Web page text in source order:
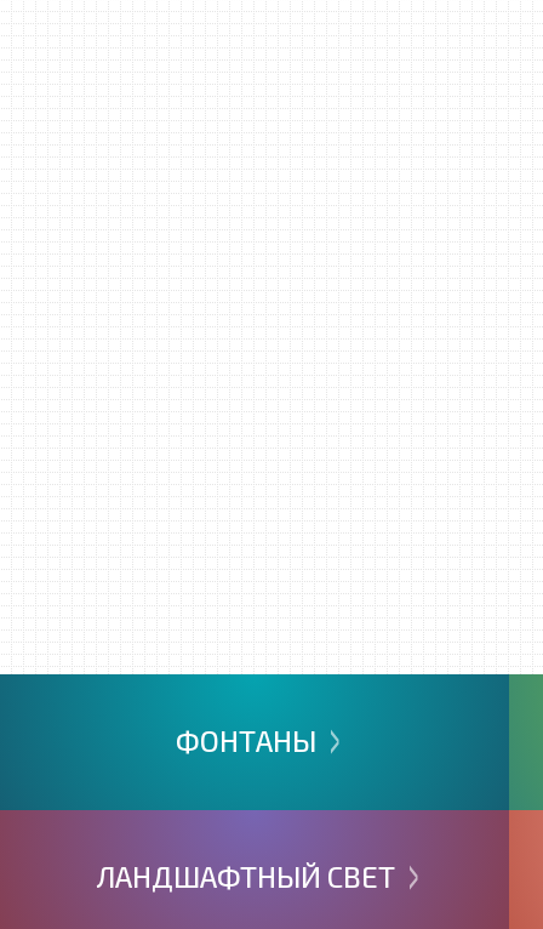
ФОНТАНЫ >
ЛАНДШАФТНЫЙ СВЕТ >